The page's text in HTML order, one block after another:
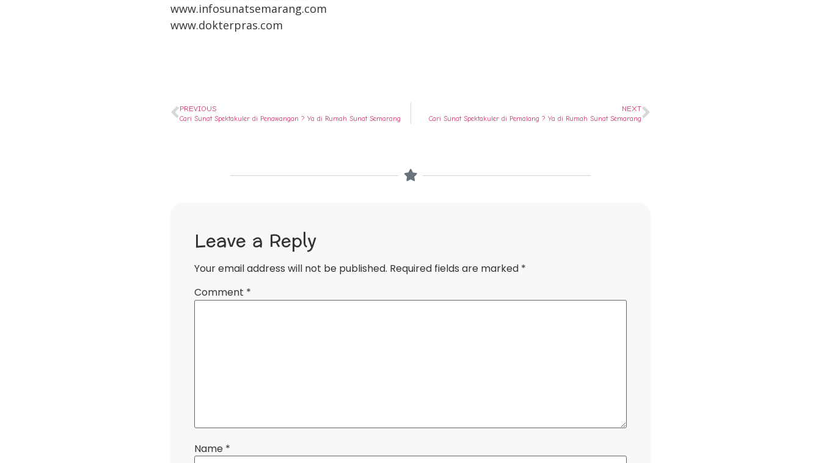
www.infosunatsemarang.com
www.dokterpras.com
PREVIOUS
Cari Sunat Spektakuler di Penawangan ? Ya di Rumah Sunat Semarang
NEXT
Cari Sunat Spektakuler di Pemalang ? Ya di Rumah Sunat Semarang
Leave a Reply
Your email address will not be published. Required fields are marked *
Comment *
Name *